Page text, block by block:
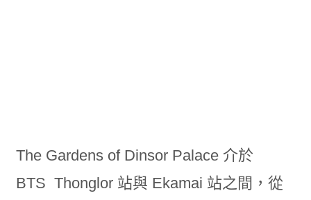
The Gardens of Dinsor Palace 介於
BTS Thonglor 站與 Ekamai 站之間，從